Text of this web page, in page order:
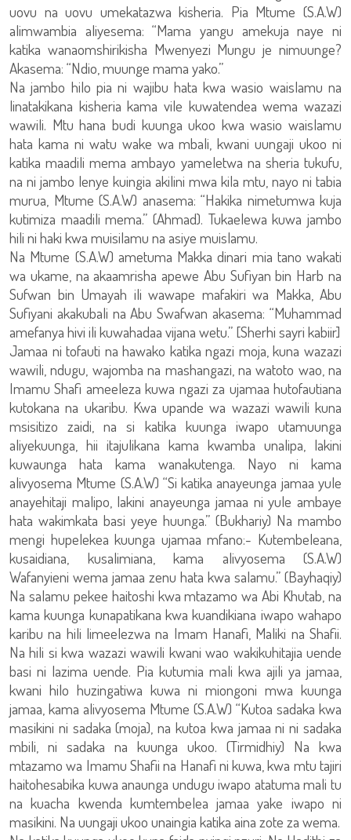
uovu na uovu umekatazwa kisheria. Pia Mtume (S.A.W)
alimwambia aliyesema: “Mama yangu amekuja naye ni
katika wanaomshirikisha Mwenyezi Mungu je nimuunge?
Akasema: “Ndio, muunge mama yako.”
Na jambo hilo pia ni wajibu hata kwa wasio waislamu na
linatakikana kisheria kama vile kuwatendea wema wazazi
wawili. Mtu hana budi kuunga ukoo kwa wasio waislamu
hata kama ni watu wake wa mbali, kwani uungaji ukoo ni
katika maadili mema ambayo yameletwa na sheria tukufu,
na ni jambo lenye kuingia akilini mwa kila mtu, nayo ni tabia
murua, Mtume (S.A.W) anasema: “Hakika nimetumwa kuja
kutimiza maadili mema.” (Ahmad). Tukaelewa kuwa jambo
hili ni haki kwa muisilamu na asiye muislamu.
Na Mtume (S.A.W) ametuma Makka dinari mia tano wakati
wa ukame, na akaamrisha apewe Abu Sufiyan bin Harb na
Sufwan bin Umayah ili wawape mafakiri wa Makka, Abu
Sufiyani akakubali na Abu Swafwan akasema: “Muhammad
amefanya hivi ili kuwahadaa vijana wetu.” [Sherhi sayri kabiir]
Jamaa ni tofauti na hawako katika ngazi moja, kuna wazazi
wawili, ndugu, wajomba na mashangazi, na watoto wao, na
Imamu Shafi ameeleza kuwa ngazi za ujamaa hutofautiana
kutokana na ukaribu. Kwa upande wa wazazi wawili kuna
msisitizo zaidi, na si katika kuunga iwapo utamuunga
aliyekuunga, hii itajulikana kama kwamba unalipa, lakini
kuwaunga hata kama wanakutenga. Nayo ni kama
alivyosema Mtume (S.A.W) “Si katika anayeunga jamaa yule
anayehitaji malipo, lakini anayeunga jamaa ni yule ambaye
hata wakimkata basi yeye huunga.” (Bukhariy) Na mambo
mengi hupelekea kuunga ujamaa mfano:- Kutembeleana,
kusaidiana, kusalimiana, kama alivyosema (S.A.W)
Wafanyieni wema jamaa zenu hata kwa salamu.” (Bayhaqiy)
Na salamu pekee haitoshi kwa mtazamo wa Abi Khutab, na
kama kuunga kunapatikana kwa kuandikiana iwapo wahapo
karibu na hili limeelezwa na Imam Hanafi, Maliki na Shafii.
Na hili si kwa wazazi wawili kwani wao wakikuhitajia uende
basi ni lazima uende. Pia kutumia mali kwa ajili ya jamaa,
kwani hilo huzingatiwa kuwa ni miongoni mwa kuunga
jamaa, kama alivyosema Mtume (S.A.W) “Kutoa sadaka kwa
masikini ni sadaka (moja), na kutoa kwa jamaa ni ni sadaka
mbili, ni sadaka na kuunga ukoo. (Tirmidhiy) Na kwa
mtazamo wa Imamu Shafii na Hanafi ni kuwa, kwa mtu tajiri
haitohesabika kuwa anaunga undugu iwapo atatuma mali tu
na kuacha kwenda kumtembelea jamaa yake iwapo ni
masikini. Na uungaji ukoo unaingia katika aina zote za wema.